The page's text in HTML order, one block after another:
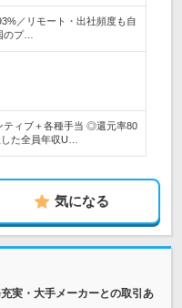
／リモート・出社頻度も自
のプ…
ティブ＋各種手当 ◎還元率80
た全員年収U…
気になる
実・大手メーカーとの取引あ